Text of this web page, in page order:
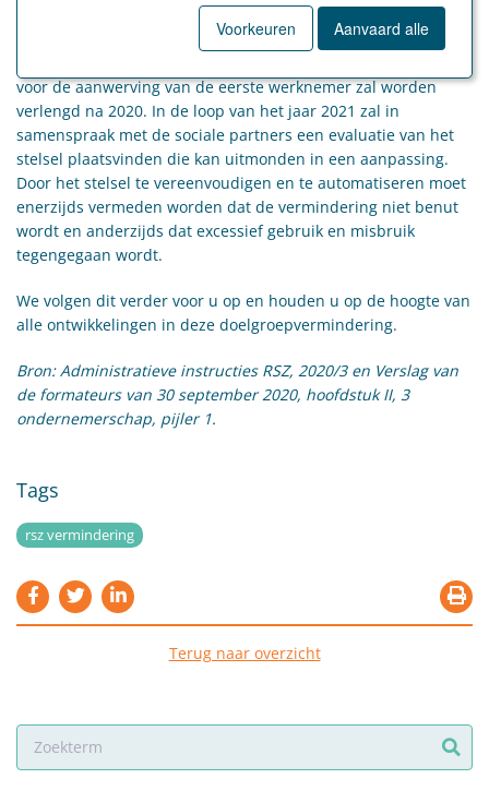
In het verslag van de formateurs van 30 september 2020
voor de aanwerving van de eerste werknemer zal worden
verlengd na 2020. In de loop van het jaar 2021 zal in
samenspraak met de sociale partners een evaluatie van het
stelsel plaatsvinden die kan uitmonden in een aanpassing.
Door het stelsel te vereenvoudigen en te automatiseren moet
enerzijds vermeden worden dat de vermindering niet benut
wordt en anderzijds dat excessief gebruik en misbruik
tegengegaan wordt.
We volgen dit verder voor u op en houden u op de hoogte van
alle ontwikkelingen in deze doelgroepvermindering.
Bron: Administratieve instructies RSZ, 2020/3 en Verslag van
de formateurs van 30 september 2020, hoofdstuk II, 3
ondernemerschap, pijler 1.
Tags
rsz vermindering
Terug naar overzicht
Voorkeuren Aanvaard alle